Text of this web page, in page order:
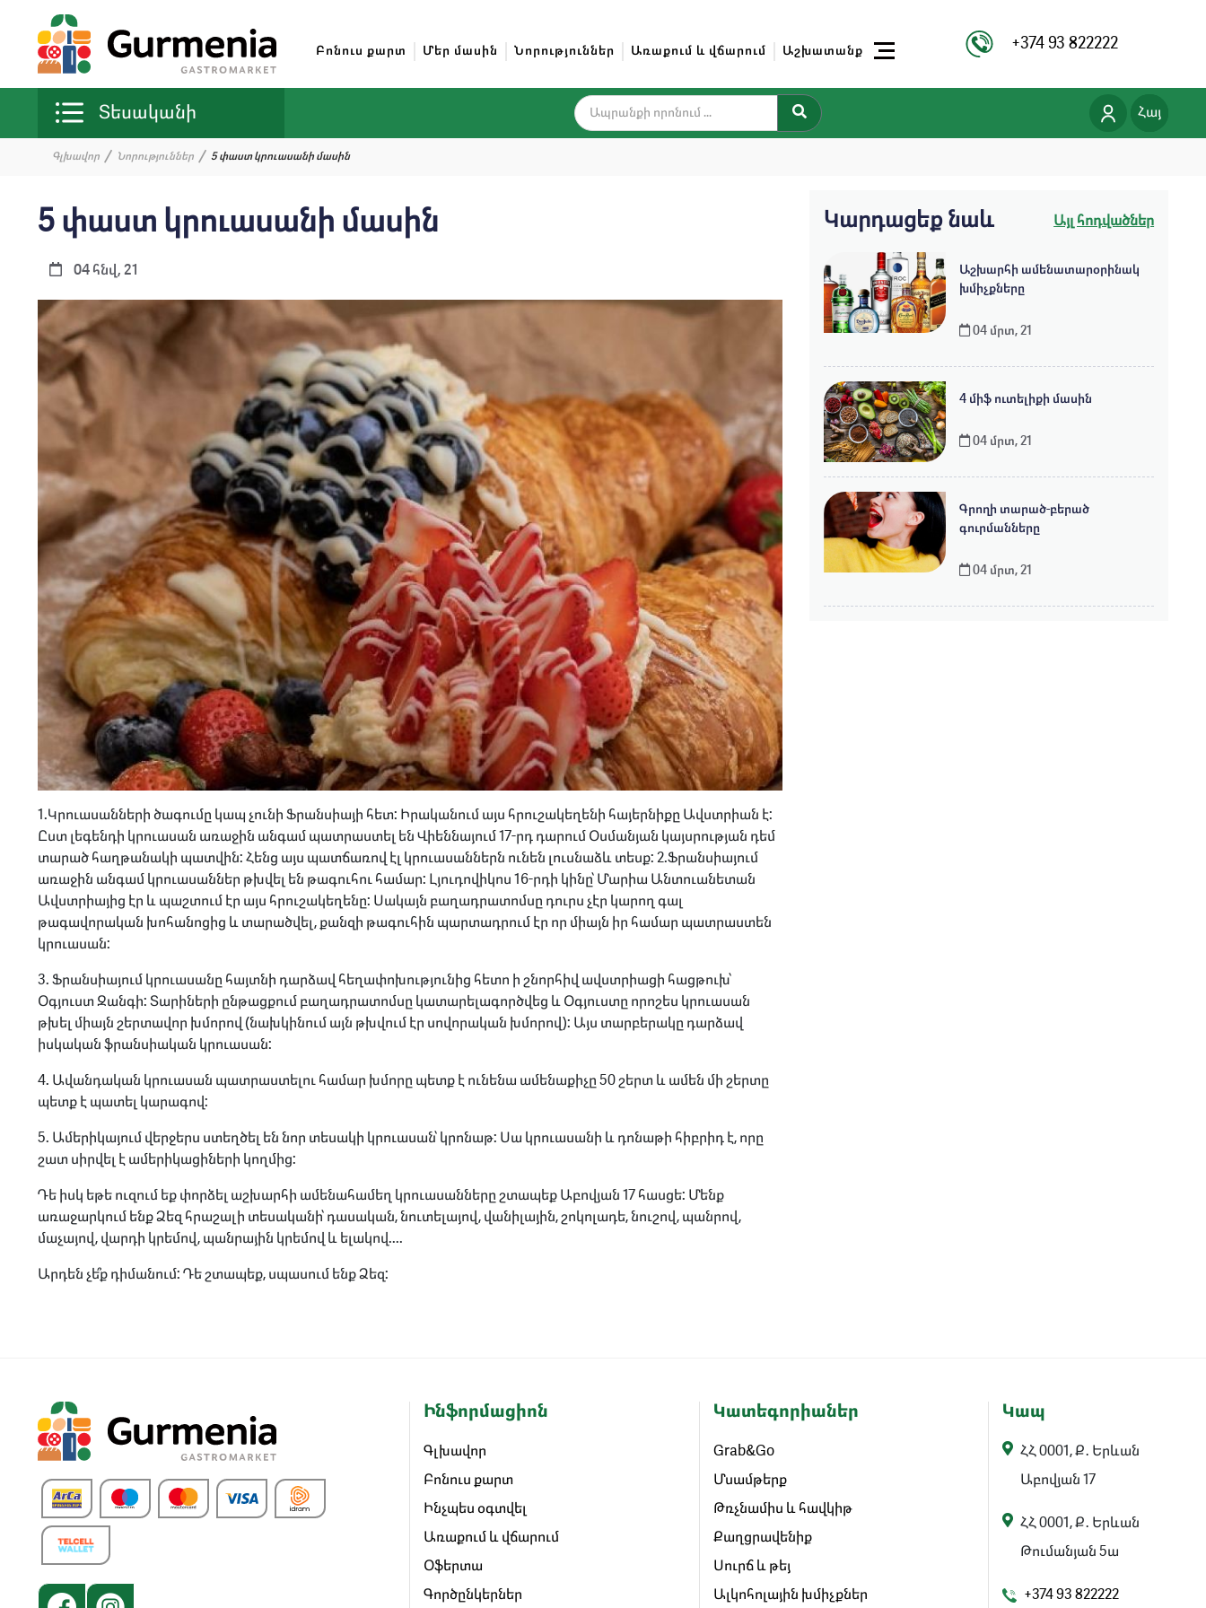
Բոնուս քարտ Մեր մասին Նորություններ Առաքում և վճարում Աշխատանք +374 93 822222
Տեսականի Հայ
Рус
Գլխավոր Նորություններ 5 փաստ կրուասանի մասին
5 փաստ կրուասանի մասին
04 հնվ, 21
1.Կրուասանների ծագումը կապ չունի Ֆրանսիայի հետ: Իրականում այս հրուշակեղենի հայերնիքը Ավստրիան է:
Ըստ լեգենդի կրուասան առաջին անգամ պատրաստել են Վիեննայում 17-րդ դարում Օսմանյան կայսրության դեմ
տարած հաղթանակի պատվին: Հենց այս պատճառով էլ կրուասաններն ունեն լուսնաձև տեսք: 2.Ֆրանսիայում
առաջին անգամ կրուասաններ թխվել են թագուհու համար: Լյուդովիկոս 16-րդի կինը՝ Մարիա Անտուանետան
Ավստրիայից էր և պաշտում էր այս հրուշակեղենը: Սակայն բաղադրատոմսը դուրս չէր կարող գալ
թագավորական խոհանոցից և տարածվել, քանզի թագուհին պարտադրում էր որ միայն իր համար պատրաստեն
կրուասան:
3. Ֆրանսիայում կրուասանը հայտնի դարձավ հեղափոխությունից հետո ի շնորհիվ ավստրիացի հացթուխ՝
Օգյուստ Զանգի: Տարիների ընթացքում բաղադրատոմսը կատարելագործվեց և Օգյուստը որոշես կրուասան
թխել միայն շերտավոր խմորով (նախկինում այն թխվում էր սովորական խմորով): Այս տարբերակը դարձավ
իսկական ֆրանսիական կրուասան:
4. Ավանդական կրուասան պատրաստելու համար խմորը պետք է ունենա ամենաքիչը 50 շերտ և ամեն մի շերտը
պետք է պատել կարագով:
5. Ամերիկայում վերջերս ստեղծել են նոր տեսակի կրուասան՝ կրոնաթ: Սա կրուասանի և դոնաթի հիբրիդ է, որը
շատ սիրվել է ամերիկացիների կողմից:
Դե իսկ եթե ուզում եք փորձել աշխարհի ամենահամեղ կրուասանները շտապեք Աբովյան 17 հասցե: Մենք
առաջարկում ենք Ձեզ հրաշալի տեսականի՝ դասական, նուտելայով, վանիլային, շոկոլադե, նուշով, պանրով,
մաչայով, վարդի կրեմով, պանրային կրեմով և ելակով....
Արդեն չե՞ք դիմանում: Դե շտապեք, սպասում ենք Ձեզ:
Կարդացեք նաև Այլ հոդվածներ
Աշխարհի ամենատարօրինակ
խմիչքները
04 մրտ, 21
4 միֆ ուտելիքի մասին
04 մրտ, 21
Գրողի տարած-բերած
գուրմանները
04 մրտ, 21
Ինֆորմացիոն
Գլխավոր
Բոնուս քարտ
Ինչպես օգտվել
Առաքում և վճարում
Օֆերտա
Գործընկերներ
Կատեգորիաներ
Grab&Go
Մսամթերք
Թռչնամիս և հավկիթ
Քաղցրավենիք
Սուրճ և թեյ
Ալկոհոլային խմիչքներ
Կապ
ՀՀ 0001, Ք․ Երևան
Աբովյան 17
ՀՀ 0001, Ք․ Երևան
Թումանյան 5ա
+374 93 822222